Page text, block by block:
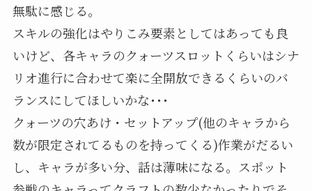
無駄に感じる。
スキルの強化はやりこみ要素としてはあっても良
いけど、各キャラのクォーツスロットくらいはシナ
リオ進行に合わせて楽に全開放できるくらいのバ
ランスにしてほしいかな･･･
クォーツの穴あけ・セットアップ(他のキャラから
数が限定されてるものを持ってくる)作業がだるい
し、キャラが多い分、話は薄味になる。スポット